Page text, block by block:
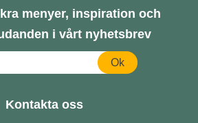
menyer, inspiration och
i vårt nyhetsbrev
Ok
Kontakta oss